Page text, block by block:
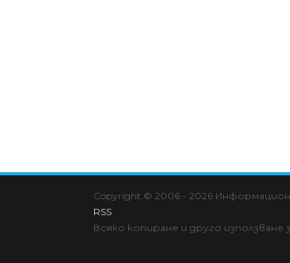
Cookie Consent plugin for the
Copyright © 2006 - 2026
RSS
Всяко копиране и друго